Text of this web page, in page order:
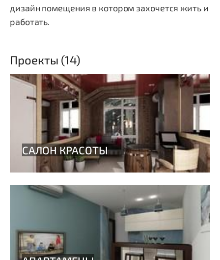
дизайн помещения в котором захочется жить и
работать.
Проекты (14)